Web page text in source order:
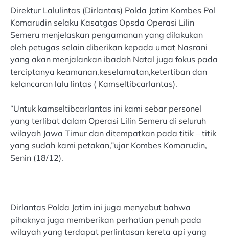
Direktur Lalulintas (Dirlantas) Polda Jatim Kombes Pol
Komarudin selaku Kasatgas Opsda Operasi Lilin
Semeru menjelaskan pengamanan yang dilakukan
oleh petugas selain diberikan kepada umat Nasrani
yang akan menjalankan ibadah Natal juga fokus pada
terciptanya keamanan,keselamatan,ketertiban dan
kelancaran lalu lintas ( Kamseltibcarlantas).
“Untuk kamseltibcarlantas ini kami sebar personel
yang terlibat dalam Operasi Lilin Semeru di seluruh
wilayah Jawa Timur dan ditempatkan pada titik – titik
yang sudah kami petakan,”ujar Kombes Komarudin,
Senin (18/12).
Dirlantas Polda Jatim ini juga menyebut bahwa
pihaknya juga memberikan perhatian penuh pada
wilayah yang terdapat perlintasan kereta api yang